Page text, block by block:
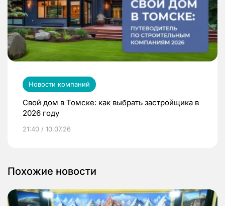
Новости компаний
Свой дом в Томске: как выбрать застройщика в
2026 году
21:40 / 10.07.26
Похожие новости